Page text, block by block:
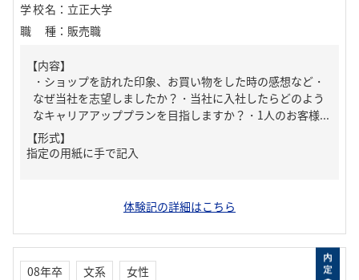
学校名 ： 立正大学
職種 ： 販売職
【内容】
・ショップを訪れた印象、お買い物をした時の感想など・
なぜ当社を志望しましたか？・当社に入社したらどのよう
なキャリアアッププランを目指しますか？・1人のお客様...
【形式】
指定の用紙に手で記入
体験記の詳細はこちら
08年卒 文系
女性